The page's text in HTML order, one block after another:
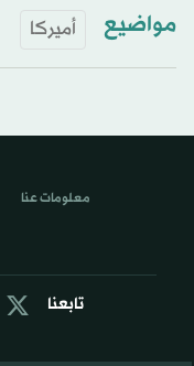
مواضيع أميركا
تابعنا
معلومات عنا